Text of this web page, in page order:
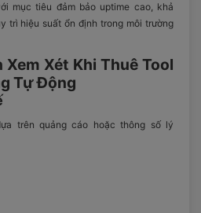
mục tiêu đảm bảo uptime cao, khả
trì hiệu suất ổn định trong môi trường
Xem Xét Khi Thuê Tool
Tự Động
trên quảng cáo hoặc thông số lý